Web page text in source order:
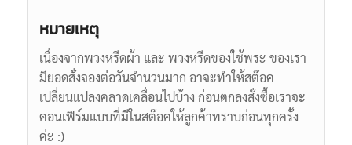
หมายเหตุ
เนื่องจากพวงหรีดผ้า และ พวงหรีดของใช้พระ ของเรา
มียอดสั่งจองต่อวันจำนวนมาก อาจะทำให้สต๊อค
เปลี่ยนแปลงคลาดเคลื่อนไปบ้าง ก่อนตกลงสั่งซื้อเราจะ
คอนเฟิร์มแบบที่มีในสต๊อคให้ลูกค้าทราบก่อนทุกครั้ง
ค่ะ :)